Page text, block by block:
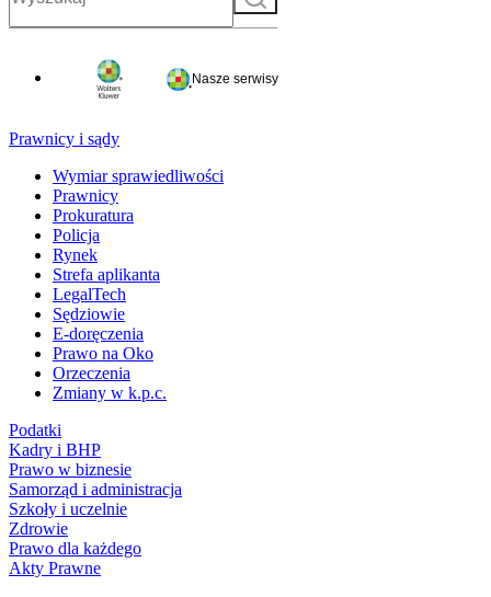
Nasze serwisy
Prawnicy i sądy
Wymiar sprawiedliwości
Prawnicy
Prokuratura
Policja
Rynek
Strefa aplikanta
LegalTech
Sędziowie
E-doręczenia
Prawo na Oko
Orzeczenia
Zmiany w k.p.c.
Podatki
Kadry i BHP
Prawo w biznesie
Samorząd i administracja
Szkoły i uczelnie
Zdrowie
Prawo dla każdego
Akty Prawne